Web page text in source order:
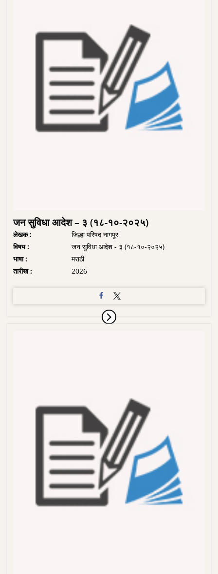
जन सुविधा आदेश – ३ (१८-१०-२०२५)
लेखक :
जिल्हा परिषद नागपूर
विषय :
जन सुविधा आदेश - ३ (१८-१०-२०२५)
भाषा :
मराठी
तारीख :
2026